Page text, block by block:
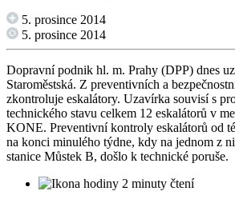
5. prosince 2014
5. prosince 2014
Dopravní podnik hl. m. Prahy (DPP) dnes
Staroměstská. Z preventivních a
zkontroluje eskalátory. Uzavírka souvisí s
technického stavu celkem 12 eskalátorů v
KONE. Preventivní kontroly eskalátorů od
na konci minulého týdne, kdy na jednom z
stanice Můstek B, došlo k technické poruše.
2 minuty čtení